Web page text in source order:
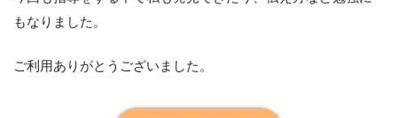
もなりました。
ご利用ありがとうございました。